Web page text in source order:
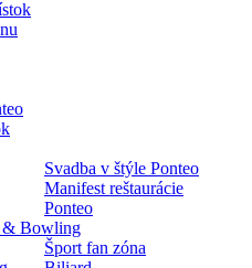
Svadba v štýle Ponteo
Manifest reštaurácie
Ponteo
& Bowling
Šport fan zóna